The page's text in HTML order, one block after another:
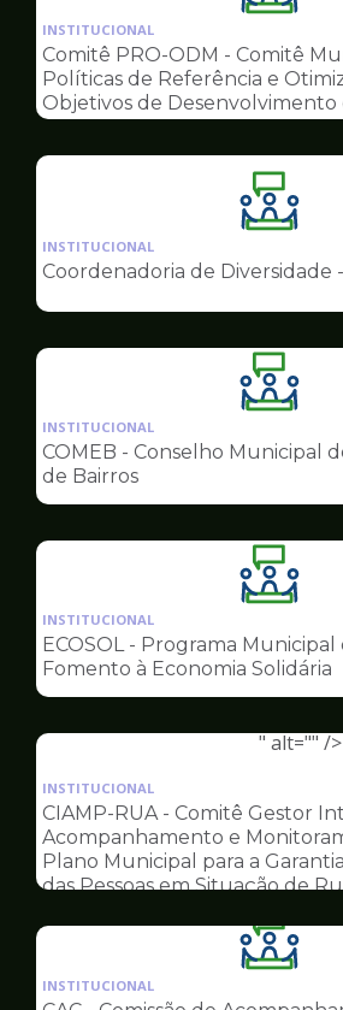
da
pagina
de
INSTITUCIONAL
Comitê PRO-ODM - Comitê
Políticas de Referência e
Objetivos de Desenvolvimento
da
pagina
INSTITUCIONAL
Coordenadoria de Diversidade
da
pagina
INSTITUCIONAL
COMEB - Conselho Municipal
de Bairros
da
pagina
de
INSTITUCIONAL
ECOSOL - Programa Municipal
Fomento à Economia Solidária
" alt="" />
pagina
de
INSTITUCIONAL
CIAMP-RUA - Comitê Gestor
Acompanhamento e
Plano Municipal para a
das Pessoas em Situação de
da
INSTITUCIONAL